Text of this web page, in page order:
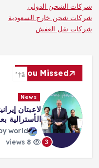
شركات الشحن الدولي
شركات شحن خارج السعودية
شركات نقل العفش
You Missed
3
News
لاعبتان
الأسترالية
world